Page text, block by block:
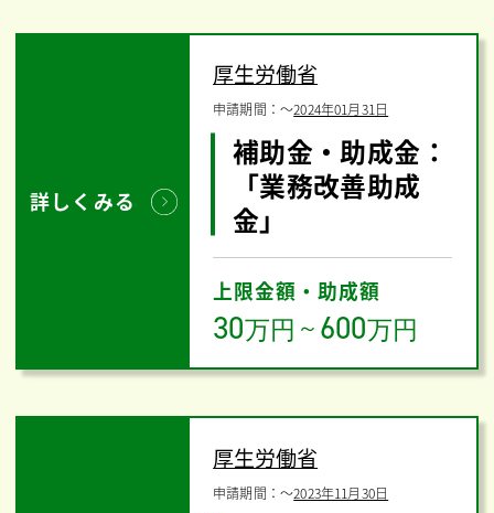
詳しくみる
厚生労働省
申請期間：〜2024年01月31日
補助金・助成金：
「業務改善助成
金」
上限金額・助成額
30万円 ～ 600万円
厚生労働省
申請期間：〜2023年11月30日